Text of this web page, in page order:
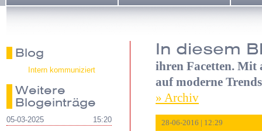
Blog
Intern kommuniziert
Weitere
Blogeinträge
05-03-2025
15:20
In diesem
ihren Facetten. Mit
auf moderne
» Archiv
28-06-2016 | 12:29